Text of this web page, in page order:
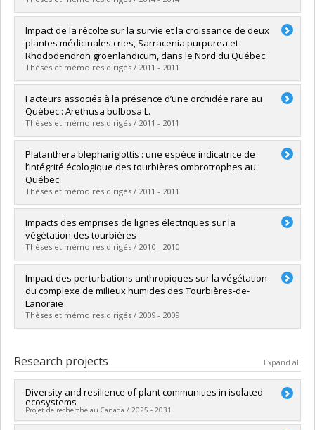
Lien vers le document dans Papyrus
Graduate : Boucheny, Arnaud
Cycle :Master's
Grade :M. Sc.
Lien vers le document dans Papyrus
Impact de la récolte sur la survie et la croissance de deux
plantes médicinales cries, Sarracenia purpurea et
Rhododendron groenlandicum, dans le Nord du Québec
Thèses et mémoires dirigés / 2011 - 2011
Graduate :Tendland, Youri
Cycle :Master's
Grade :M. Sc.
Lien vers le document dans Papyrus
Facteurs associés à la présence d’une orchidée rare au
Québec : Arethusa bulbosa L.
Thèses et mémoires dirigés / 2011 - 2011
Graduate : Moisan, Chantale
Cycle :Master's
Grade :
Lien vers le document dans Papyrus
Platanthera blephariglottis : une espèce indicatrice de
l’intégrité écologique des tourbières ombrotrophes au
Québec
Thèses et mémoires dirigés / 2011 - 2011
Graduate : Laroche, Vincent
Cycle :Master's
Grade :M. Sc.
Lien vers le document dans Papyrus
Impacts des emprises de lignes électriques sur la
végétation des tourbières
Thèses et mémoires dirigés / 2010 - 2010
Graduate :Dubé, Caroline
Cycle :Master's
Grade :M. Sc.
Lien vers le document dans Papyrus
Impact des perturbations anthropiques sur la végétation
du complexe de milieux humides des Tourbières-de-
Lanoraie
Thèses et mémoires dirigés / 2009 - 2009
Cycle :Master's
Grade :M. Sc.
Lien vers le document dans Papyrus
Research projects Expand all
Diversity and resilience of plant communities in isolated
ecosystems
Projet de recherche au Canada / 2025 - 2031